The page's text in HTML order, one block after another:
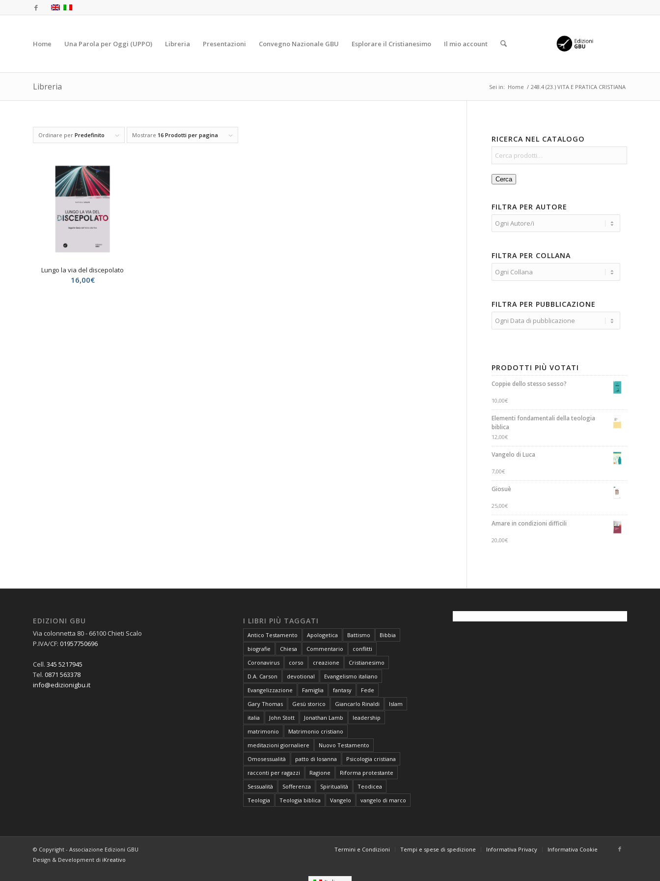
Home Una Parola per Oggi (UPPO) Libreria Presentazioni Convegno Nazionale GBU Esplorare il Cristianesimo Il mio account
Libreria Sei in: Home / 248.4 (23.) VITA E PRATICA CRISTIANA
Ordinare per Predefinito Mostrare 16 Prodotti per pagina
Lungo la via del discepolato
16,00€
RICERCA NEL CATALOGO
Cerca
FILTRA PER AUTORE
FILTRA PER COLLANA
FILTRA PER PUBBLICAZIONE
PRODOTTI PIÙ VOTATI
Coppie dello stesso sesso?
10,00€
Elementi fondamentali della teologia
biblica
12,00€
Vangelo di Luca
7,00€
Giosuè
25,00€
Amare in condizioni difficili
20,00€
EDIZIONI GBU
Via colonnetta 80 - 66100 Chieti Scalo
P.IVA/CF: 01957750696
Cell. 345 5217945
Tel. 0871 563378
info@edizionigbu.it
I LIBRI PIÙ TAGGATI
Antico Testamento Apologetica Battismo
Bibbia
biografie
Chiesa Commentario
conflitti
Coronavirus
corso creazione
Cristianesimo
D.A. Carson
devotional
Evangelismo italiano
Evangelizzazione
Famiglia fantasy
Fede
Gary Thomas
Gesù storico Giancarlo Rinaldi
Islam
italia
John Stott Jonathan Lamb
leadership
matrimonio
Matrimonio cristiano
meditazioni giornaliere
Nuovo Testamento
Omosessualità
patto di losanna
Psicologia cristiana
racconti per ragazzi
Ragione
Riforma protestante
Sessualità
Sofferenza Spiritualità
Teodicea
Teologia
Teologia biblica Vangelo vangelo di marco
© Copyright - Associazione Edizioni GBU
Design & Development di iKreativo
Termini e Condizioni Tempi e spese di spedizione Informativa Privacy Informativa Cookie